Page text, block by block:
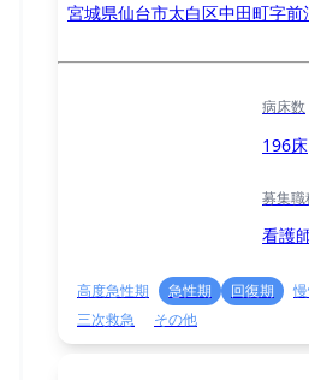
宮城県仙台市太白区中田町字前
病床数
196床
募集職
看護
高度急性期 急性期 回復期
三次救急
その他